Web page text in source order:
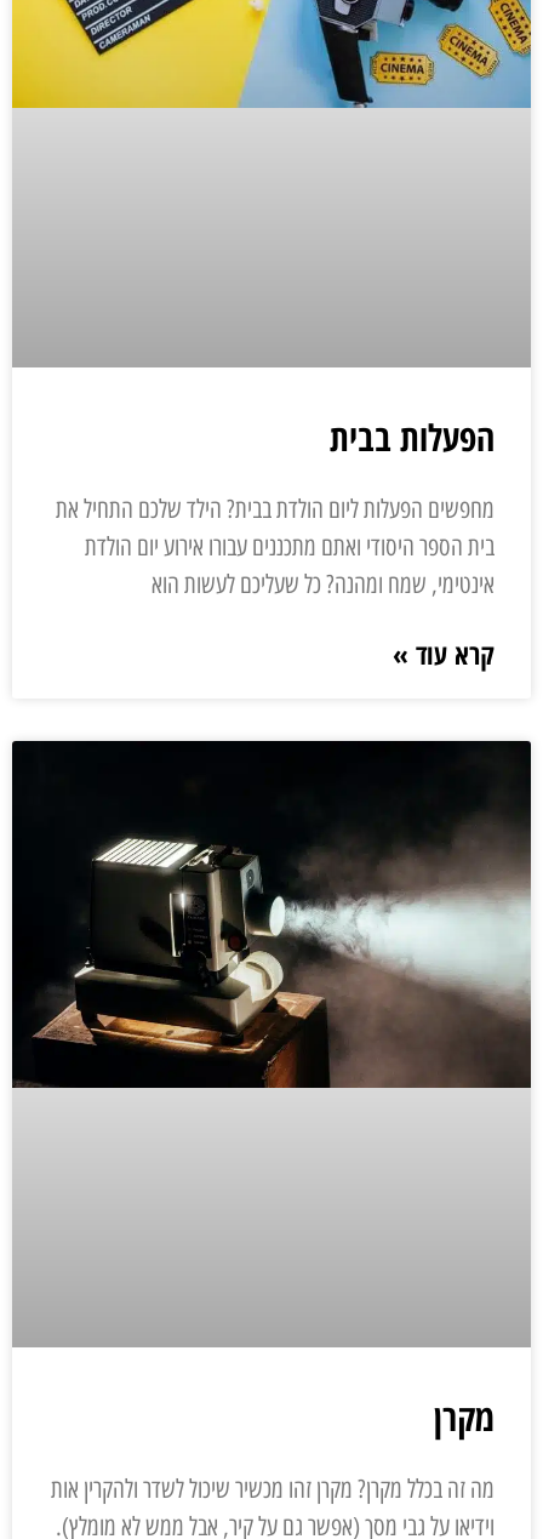
הפעלות בבית
מחפשים הפעלות ליום הולדת בבית? הילד שלכם התחיל את
בית הספר היסודי ואתם מתכננים עבורו אירוע יום הולדת
אינטימי, שמח ומהנה? כל שעליכם לעשות הוא
קרא עוד »
מקרן
מה זה בכלל מקרן? מקרן זהו מכשיר שיכול לשדר ולהקרין אות
וידיאו על גבי מסך (אפשר גם על קיר, אבל ממש לא מומלץ).